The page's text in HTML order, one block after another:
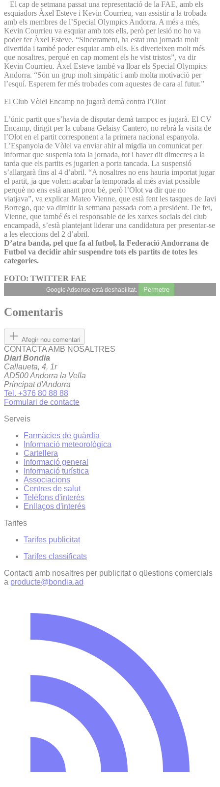
El cap de setmana passat una representació de la FAE, amb els
esquiadors Àxel Esteve i Kevin Courrieu, van assistir a la trobada
amb els membres de l’Special Olympics Andorra. A més a més,
Kevin Courrieu va esquiar amb tots ells, però per lesió no ho va
poder fer Àxel Esteve. “Sincerament, ha estat una jornada molt
divertida i també poder esquiar amb ells. Es diverteixen molt més
que nosaltres, perquè en cap moment els he vist tristos”, va dir
Kevin Courrieu. Àxel Esteve també va lloar els Special Olympics
Andorra. “Són un grup molt simpàtic i amb molta motivació per
l’esquí. Esperem fer més trobades com aquestes de cara al futur.”
El Club Vòlei Encamp no jugarà demà contra l’Olot
L’únic partit que s’havia de disputar demà tampoc es jugarà. El CV
Encamp, dirigit per la cubana Gelaisy Cantero, no rebrà la visita de
l’Olot en el partit corresponent a la primera nacional espanyola.
L’Espanyola de Vòlei va enviar ahir al migdia un comunicat per
informar que suspenia tota la jornada, tot i haver dit dimecres a la
tarda que els partits es jugarien a porta tancada. La suspensió
s’allargarà fins al 4 d’abril. “A nosaltres no ens hauria importat jugar
el partit, ja que volem acabar la temporada al més aviat possible
perquè no ens està anant prou bé, però l’Olot va dir que no
viatjava”, va explicar Mateo Vienne, que està fent les tasques de Javi
Borrego, que va dimitir la setmana passada com a president. De fet,
Vienne, que també és el responsable de les xarxes socials del club
encampadà, s’està plantejant liderar una candidatura per presentar-se
a les eleccions del 2 d’abril.
D’atra banda, pel que fa al futbol, la Federació Andorrana de
Futbol va decidir ahir suspendre tots els partits de totes les
categories.
FOTO: TWITTER FAE
Google Adsense està deshabilitat. Permetre
Comentaris
Afegir nou comentari
CONTACTA AMB NOSALTRES
Diari Bondia
Callaueta, 4, 1r
AD500 Andorra la Vella
Principat d'Andorra
Tel. +376 80 88 88
Formulari de contacte
Serveis
Farmàcies de guàrdia
Informació meteorològica
Cartellera
Informació general
Informació turística
Associacions
Centres de salut
Telèfons d'interès
Enllaços d'interés
Tarifes
Tarifes publicitat
Tarifes classificats
Contacti amb nosaltres per publicitat o qüestions comercials
a producte@bondia.ad